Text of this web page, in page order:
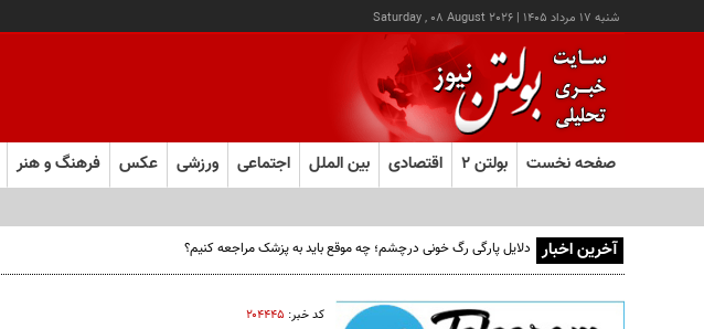
شنبه ۱۷ مرداد ۱۴۰۵ |
Saturday , 08 August 2026
صفحه نخست بولتن ۲ اقتصادی بین الملل اجتماعی ورزشی عکس فرهنگ و هنر
آخرین اخبار دلایل پارگی رگ خونی درچشم؛ چه موقع باید به پزشک مراجعه کنیم؟
کد خبر: ۲۰۴۴۴۵